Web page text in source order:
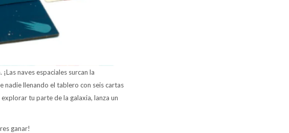
naves espaciales surcan la
nadie llenando el tablero con seis cartas
tu parte de la galaxia, lanza un
ganar!